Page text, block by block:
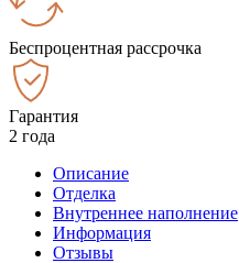
Беспроцентная рассрочка
Гарантия
2 года
Описание
Отделка
Внутреннее наполнение
Информация
Отзывы